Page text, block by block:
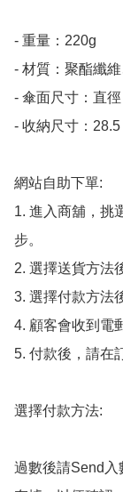
- 重量：220g
- 材質：聚酯纖
- 傘面尺寸：直
- 收納尺寸：
網站自助下單:
1. 進入商舖，挑
步。
2. 選擇送貨方法
3. 選擇付款方法
4. 顧客會收到電
5. 付款後，請在
選擇付款方法:
過數後請Send入